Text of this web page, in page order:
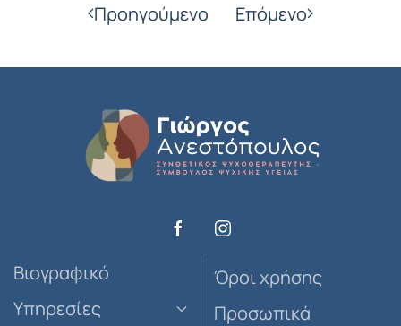
Προηγούμενο Επόμενο
Βιογραφικό
Υπηρεσίες
Όροι χρήσης
Προσωπικά